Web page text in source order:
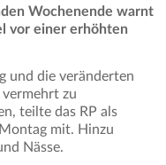
Wochenende warnt
vor einer erhöhten
und die veränderten
zu
teilte das RP als
mit. Hinzu
Nässe.